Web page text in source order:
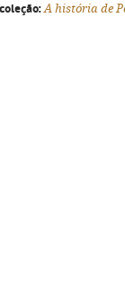
A história de